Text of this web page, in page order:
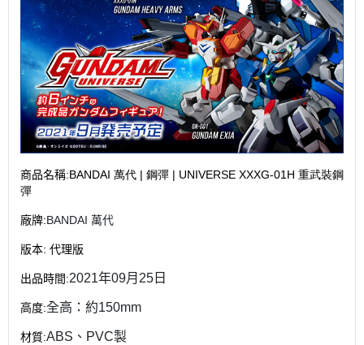
商品名稱:BANDAI 萬代 | 鋼彈 | UNIVERSE XXXG-01H 重武裝鋼
彈
廠牌:BANDAI 萬代
版本: 代理版
出品時間:2021年09月25日
高度:全高：約150mm
材質:ABS、PVC製